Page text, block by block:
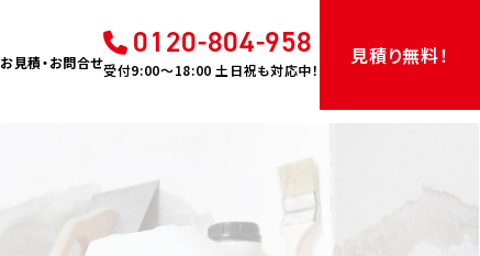
お見積・お問合せ
0120-804-958
受付9:00〜18:00 土日祝も対応中！
見積り無料！